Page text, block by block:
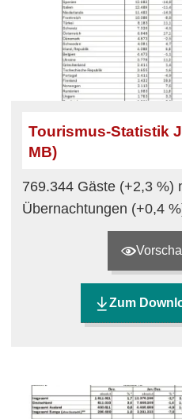
Tourismus-Statistik
MB)
769.344 Gäste (+2,3 %)
Übernachtungen (+0,4
Zum